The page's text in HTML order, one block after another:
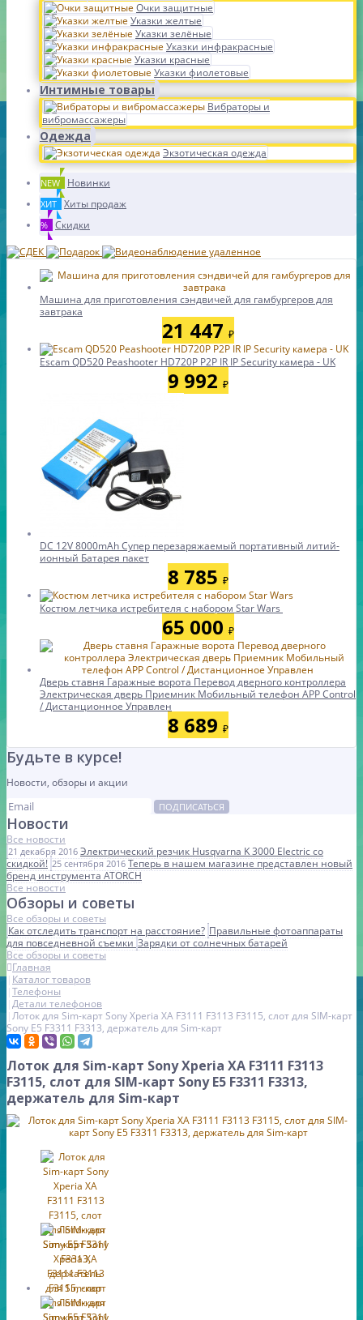
Очки защитные
Указки желтые
Указки зелёные
Указки инфракрасные
Указки красные
Указки фиолетовые
Интимные товары
Вибраторы и
вибромассажеры
Одежда
Экзотическая одежда
NEW Новинки
ХИТ Хиты продаж
% Скидки
Машина для приготовления сэндвичей для гамбургеров для
завтрака
21 447 ₽
Escam QD520 Peashooter HD720P P2P IR IP Security камера - UK
9 992 ₽
DC 12V 8000mAh Супер перезаряжаемый портативный литий-
ионный Батарея пакет
8 785 ₽
Костюм летчика истребителя с набором Star Wars
65 000 ₽
Дверь ставня Гаражные ворота Перевод дверного контроллера
Электрическая дверь Приемник Мобильный телефон APP Control
/ Дистанционное Управлен
8 689 ₽
Будьте в курсе!
Новости, обзоры и акции
ПОДПИСАТЬСЯ
Новости
Все новости
21 декабря 2016 Электрический резчик Husqvarna K 3000 Electric со
скидкой! 25 сентября 2016 Теперь в нашем магазине представлен новый
бренд инструмента ATORCH
Все новости
Обзоры и советы
Все обзоры и советы
Как отследить транспорт на расстояние? Правильные фотоаппараты
для повседневной съемкиЗарядки от солнечных батарей
Все обзоры и советы
Главная
Каталог товаров
Телефоны
Детали телефонов
Лоток для Sim-карт Sony Xperia XA F3111 F3113 F3115, слот для SIM-карт
Sony E5 F3311 F3313, держатель для Sim-карт
Лоток для Sim-карт Sony Xperia XA F3111 F3113
F3115, слот для SIM-карт Sony E5 F3311 F3313,
держатель для Sim-карт